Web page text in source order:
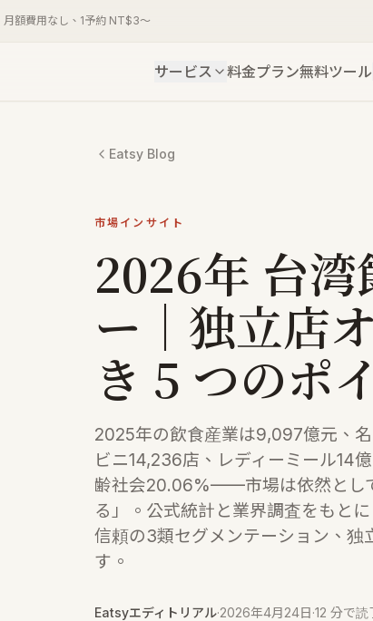
額費用なし、1予約 NT$3〜
サービス 料金プラン無料ツール
Eatsy Blog
市場インサイト
2026年 台湾
ー｜独立店
き 5 つのポ
2025年の飲食産業は9,097億元、
ビニ14,236店、レディーミール14
齢社会20.06%——市場は依然とし
る」。公式統計と業界調査をもと
信頼の3類セグメンテーション、独
す。
Eatsyエディトリアル·2026年4月24日·12 分で読